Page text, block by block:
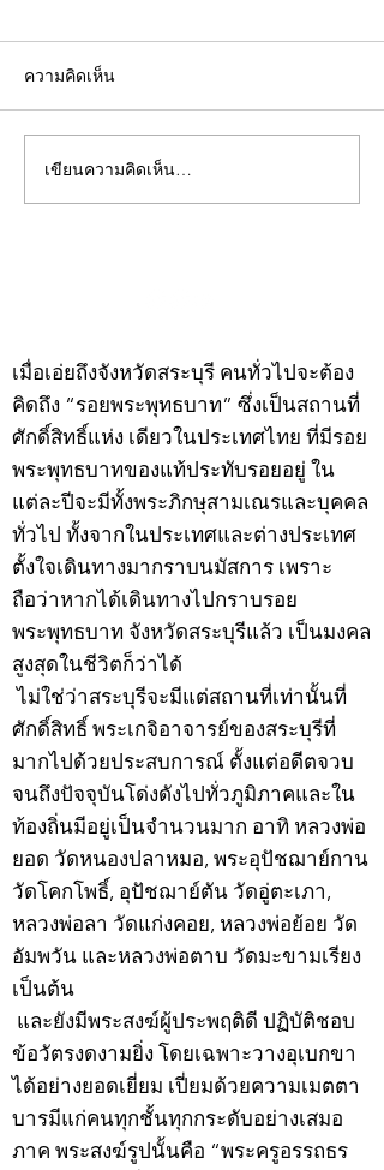
คอลัมน์"จับชีพจรวงการ
พระ"ประจำพุธที่ 29
ความคิดเห็น
เขียนความคิดเห็น…
เมื่อเอ่ยถึงจังหวัดสระบุรี คนทั่วไปจะต้อง
คิดถึง “รอยพระพุทธบาท” ซึ่งเป็นสถานที่
ศักดิ์สิทธิ์แห่ง เดียวในประเทศไทย ที่มีรอย
พระพุทธบาทของแท้ประทับรอยอยู่ ใน
แต่ละปีจะมีทั้งพระภิกษุสามเณรและบุคคล
ทั่วไป ทั้งจากในประเทศและต่างประเทศ
ตั้งใจเดินทางมากราบนมัสการ เพราะ
ถือว่าหากได้เดินทางไปกราบรอย
พระพุทธบาท จังหวัดสระบุรีแล้ว เป็นมงคล
สูงสุดในชีวิตก็ว่าได้
ไม่ใช่ว่าสระบุรีจะมีแต่สถานที่เท่านั้นที่
ศักดิ์สิทธิ์ พระเกจิอาจารย์ของสระบุรีที่
มากไปด้วยประสบการณ์ ตั้งแต่อดีตจวบ
จนถึงปัจจุบันโด่งดังไปทั่วภูมิภาคและใน
ท้องถิ่นมีอยู่เป็นจำนวนมาก อาทิ หลวงพ่อ
ยอด วัดหนองปลาหมอ, พระอุปัชฌาย์กาน
วัดโคกโพธิ์, อุปัชฌาย์ตัน วัดอู่ตะเภา,
หลวงพ่อลา วัดแก่งคอย, หลวงพ่อย้อย วัด
อัมพวัน และหลวงพ่อตาบ วัดมะขามเรียง
เป็นต้น
และยังมีพระสงฆ์ผู้ประพฤติดี ปฏิบัติชอบ
ข้อวัตรงดงามยิ่ง โดยเฉพาะวางอุเบกขา
ได้อย่างยอดเยี่ยม เปี่ยมด้วยความเมตตา
บารมีแก่คนทุกชั้นทุกกระดับอย่างเสมอ
ภาค พระสงฆ์รูปนั้นคือ “พระครูอรรถธร